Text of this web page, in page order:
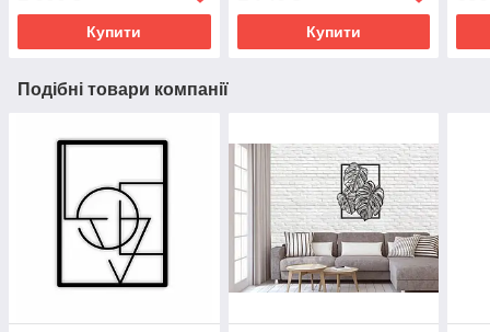
Купити Купити
Подібні товари компанії